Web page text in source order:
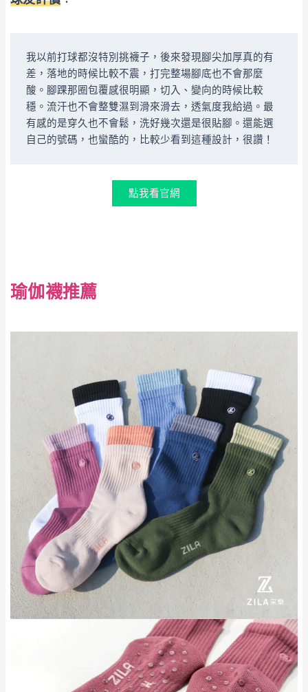
我以前打球都沒特別挑襪子，後來發現腳尖加厚真的有
差，落地的時候比較不震，打完整場腳底也不會那麼
酸。腳踝那圈包覆感很明顯，切入、變向的時候比較
穩。流汗也不會整雙濕到滑來滑去，透氣度我給過。最
有感的是穿久也不會鬆，洗好幾次還是很貼腳。還能選
自己的號碼，也蠻酷的，比較少看到這種設計，很讚！
點我看官網
瑜伽襪推薦